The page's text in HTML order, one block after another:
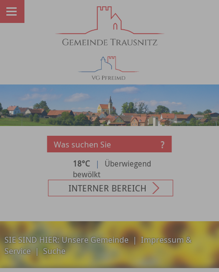
18°C |
Überwiegend
bewölkt
INTERNER BEREICH
SIE SIND HIER:Unsere Gemeinde| Impressum &
Service| Suche